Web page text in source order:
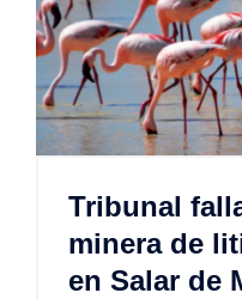
Tribunal
minera de
en Salar de